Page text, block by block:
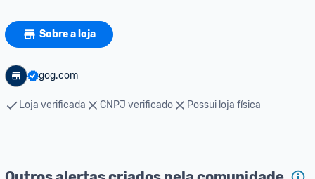
Sobre a loja
gog.com
Loja verificada CNPJ verificado Possui loja física